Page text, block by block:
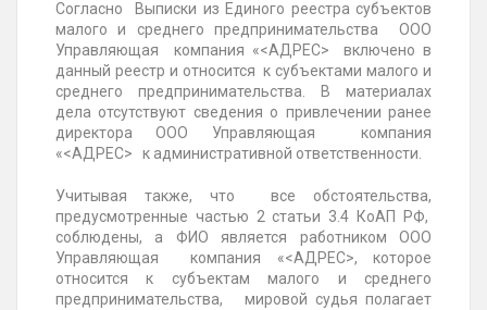
Согласно Выписки из Единого реестра субъектов
малого и среднего предпринимательства ООО
Управляющая компания «<АДРЕС> включено в
данный реестр и относится к субъектами малого и
среднего предпринимательства. В материалах
дела отсутствуют сведения о привлечении ранее
директора ООО Управляющая компания
«<АДРЕС> к административной ответственности.
Учитывая также, что все обстоятельства,
предусмотренные частью 2 статьи 3.4 КоАП РФ,
соблюдены, а ФИО является работником ООО
Управляющая компания «<АДРЕС>, которое
относится к субъектам малого и среднего
предпринимательства, мировой судья полагает